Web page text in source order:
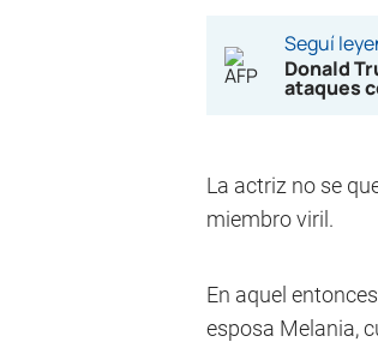
Seguí
Donald
ataques
La actriz no se
miembro viril.
En aquel
esposa Melania,